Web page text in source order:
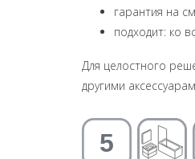
гарантия на
подходит: ко
Для целостного
другими